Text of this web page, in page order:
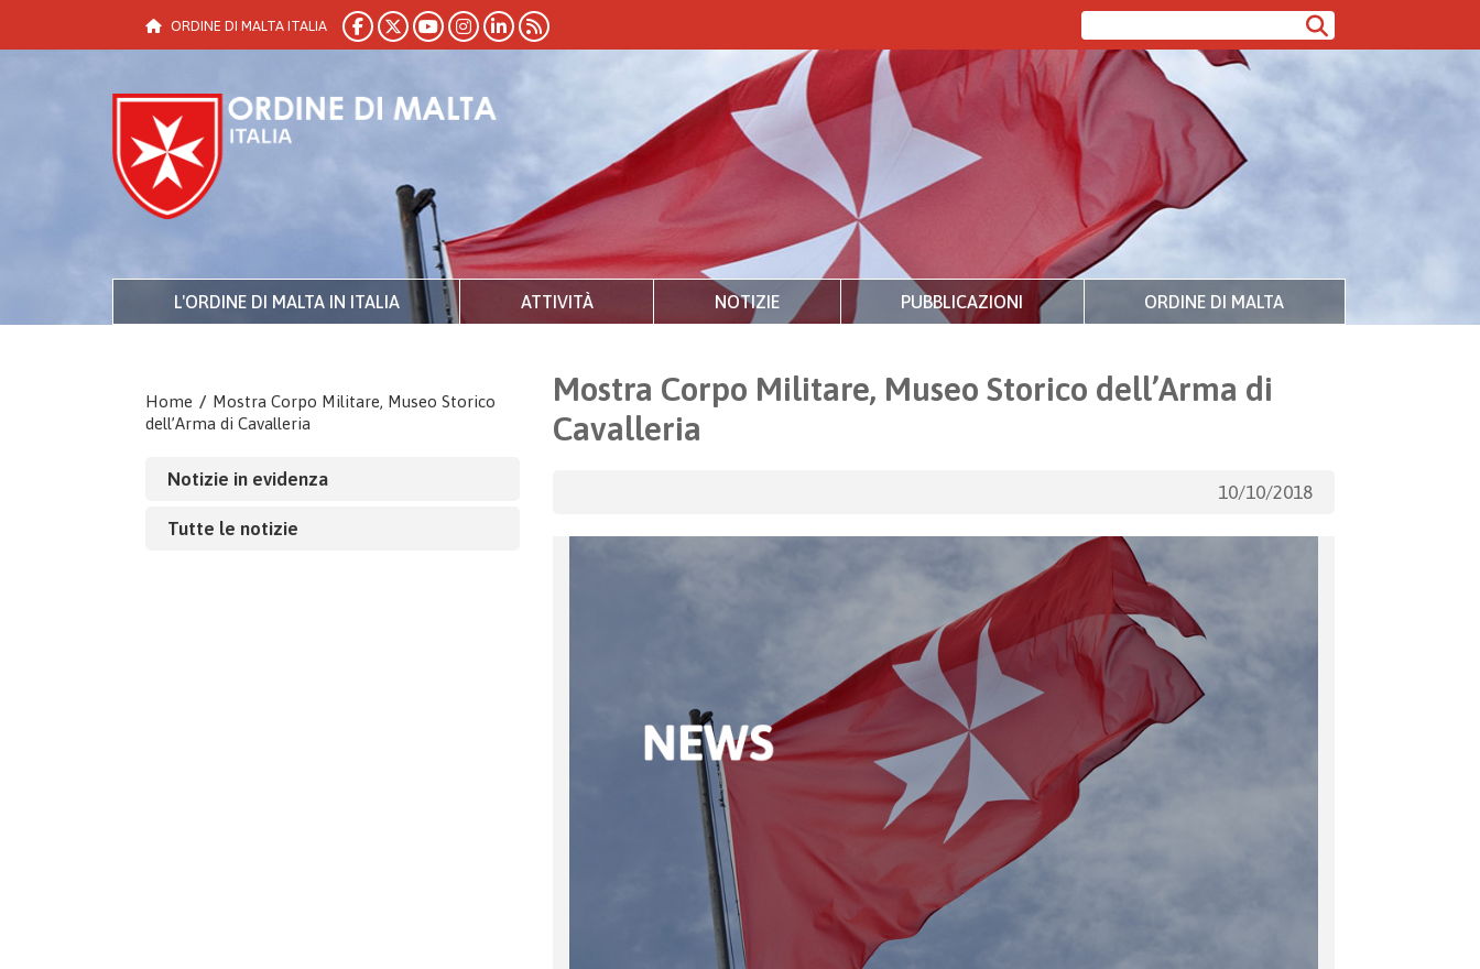
ORDINE DI MALTA ITALIA
L'ORDINE DI MALTA IN ITALIA ATTIVITÀ NOTIZIE PUBBLICAZIONI ORDINE DI MALTA
Home / Mostra Corpo Militare, Museo Storico
dell’Arma di Cavalleria
Notizie in evidenza
Tutte le notizie
Mostra Corpo Militare, Museo Storico dell’Arma di
Cavalleria
10/10/2018